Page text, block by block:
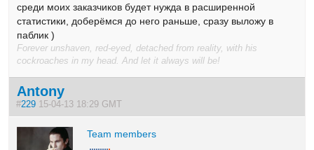
среди моих заказчиков будет нужда в расширенной
статистики, доберёмся до него раньше, сразу выложу в
паблик )
Forever unshaven, red-eyed, detached from reality, with his
cockroaches in my head. And let it always will be!
Antony
#229 15-04-13 18:29 GMT
Team members